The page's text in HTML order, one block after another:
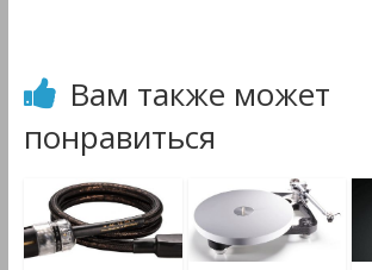
Вам также может
понравиться